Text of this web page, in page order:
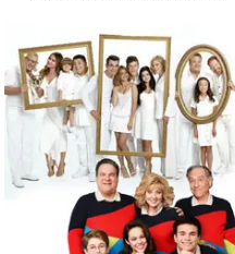
neox
Madrid
Publicado:20 de agosto